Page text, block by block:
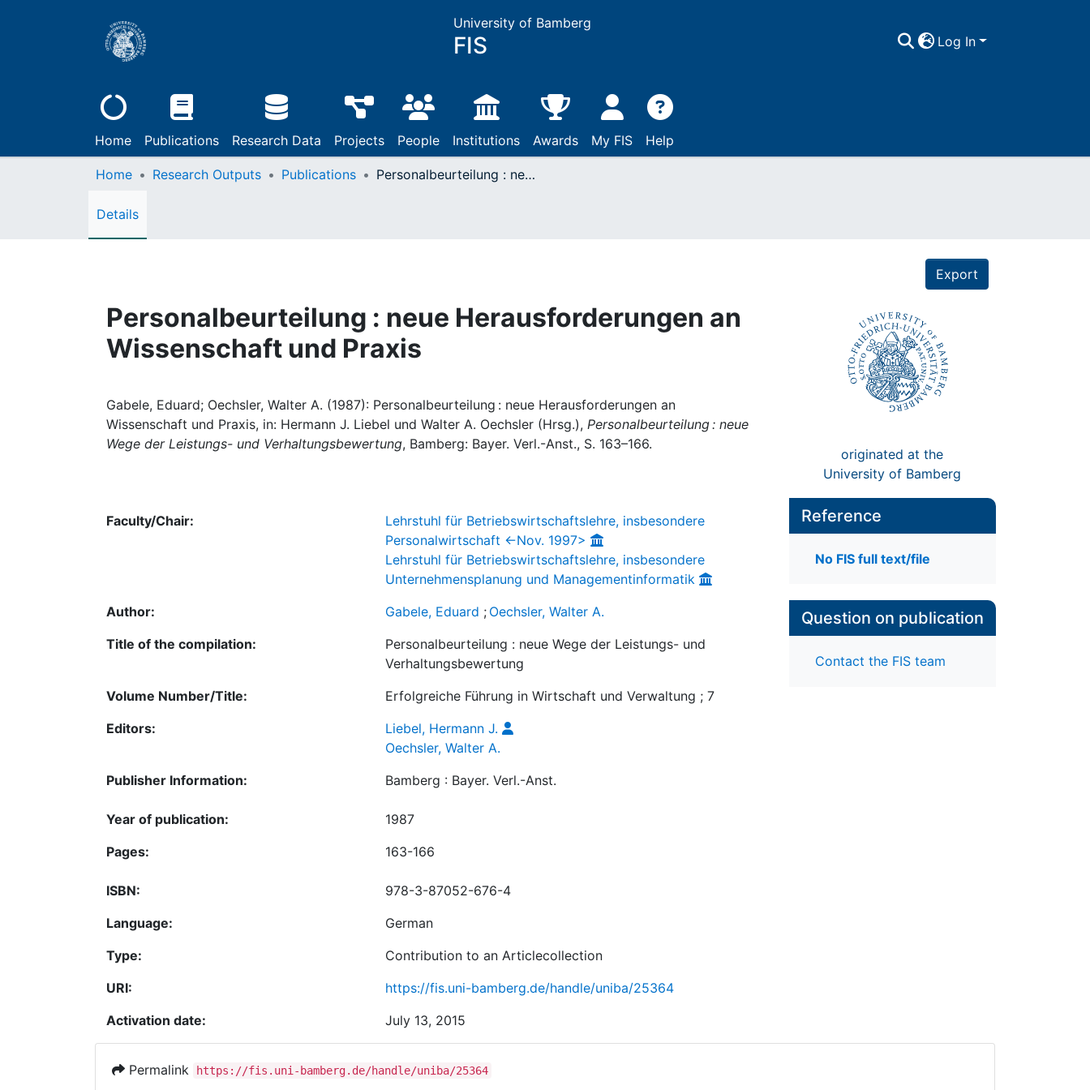
University of Bamberg
FIS Log In
Home Publications Research Data Projects People Institutions Awards My FIS Help
Home Research Outputs Publications Personalbeurteilung : neue Herausforderungen an Wissenschaft und Praxis
Details
Export
Personalbeurteilung : neue Herausforderungen an
Wissenschaft und Praxis
Gabele, Eduard; Oechsler, Walter A. (1987): Personalbeurteilung : neue Herausforderungen an
Wissenschaft und Praxis, in: Hermann J. Liebel und Walter A. Oechsler (Hrsg.), Personalbeurteilung : neue
Wege der Leistungs- und Verhaltungsbewertung, Bamberg: Bayer. Verl.-Anst., S. 163–166.
originated at the
University of Bamberg
Faculty/Chair:
Lehrstuhl für Betriebswirtschaftslehre, insbesondere
Personalwirtschaft <-Nov. 1997>
Lehrstuhl für Betriebswirtschaftslehre, insbesondere
Unternehmensplanung und Managementinformatik
Author:
Gabele, Eduard ; Oechsler, Walter A.
Title of the compilation:
Personalbeurteilung : neue Wege der Leistungs- und
Verhaltungsbewertung
Volume Number/Title:
Erfolgreiche Führung in Wirtschaft und Verwaltung ; 7
Editors:
Liebel, Hermann J.
Oechsler, Walter A.
Publisher Information:
Bamberg : Bayer. Verl.-Anst.
Year of publication:
1987
Pages:
163-166
ISBN:
978-3-87052-676-4
Language:
German
Type:
Contribution to an Articlecollection
URI:
https://fis.uni-bamberg.de/handle/uniba/25364
Activation date:
July 13, 2015
Reference
No FIS full text/file
Question on publication
Contact the FIS team
Permalink https://fis.uni-bamberg.de/handle/uniba/25364